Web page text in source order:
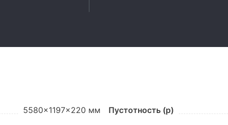
5580x1197x220 мм Пустотность (p)